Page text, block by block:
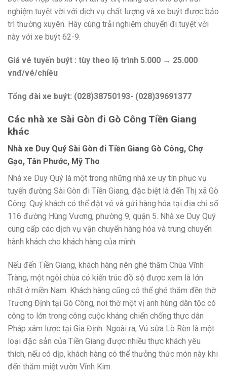
nghiệm tuyệt vời với dịch vụ chất lượng và xe buýt được bảo
trì thường xuyên. Hãy cùng trải nghiệm chuyến đi tuyệt vời
này với xe buýt 62-9.
Giá vé tuyến buýt : tùy theo lộ trình 5.000 → 25.000
vnđ/vé/chiều
Tổng đài xe buýt: (028)38750193- (028)39691377
Các nhà xe Sài Gòn đi Gò Công Tiền Giang
khác
Nhà xe Duy Quý Sài Gòn đi Tiền Giang Gò Công, Chợ
Gạo, Tân Phước, Mỹ Tho
Nhà xe Duy Quý là một trong những nhà xe uy tín phục vụ
tuyến đường Sài Gòn đi Tiền Giang, đặc biệt là đến Thị xã Gò
Công. Quý khách có thể đặt vé và gửi hàng hóa tại địa chỉ số
116 đường Hùng Vương, phường 9, quận 5. Nhà xe Duy Quý
cung cấp các dịch vụ vận chuyển hàng hóa và trung chuyển
hành khách cho khách hàng của mình.
Nếu đến Tiền Giang, khách hàng nên ghé thăm Chùa Vĩnh
Tràng, một ngôi chùa có kiến trúc đồ sộ được xem là lớn
nhất ở miền Nam. Khách hàng cũng có thể ghé thăm đền thờ
Trương Định tại Gò Công, nơi thờ một vị anh hùng dân tộc có
công to lớn trong công cuộc kháng chiến chống thực dân
Pháp xâm lược tại Gia Định. Ngoài ra, Vú sữa Lò Rèn là một
loại đặc sản của Tiền Giang được nhiều thực khách yêu
thích, nếu có dịp, khách hàng có thể thưởng thức món này khi
đến thăm miệt vườn Vĩnh Kim.